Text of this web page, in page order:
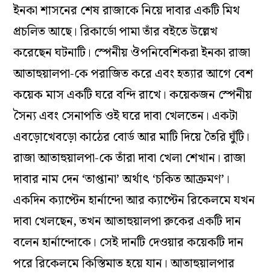
ইনকা শাসনের শেষ রাজাকে নিয়ে দাবার একটি মিথ
প্রচলিত আছে। রিকার্ডো পামা তাঁর বইতে উল্লেখ
করেছেন ঘটনাটি। স্পেনীয় ঔপনিবেশিকরা ইনকা রাজা
আতাহুয়ালপা-কে পরাজিত করে এবং হত্যার আগে বেশ
কয়েক মাস একটি ঘরে বন্দি রাখে। কয়েকজন স্পেনীয়
সৈন্য এবং সেনাপতি ওই ঘরে দাবা খেলতেন। একটা
এবড়োখেবড়ো কাঠের বোর্ড আর মাটি দিয়ে তৈরি ঘুঁটি।
রাজা আতাহুয়ালপা-কে তাঁরা দাবা খেলা শেখান। রাজা
দাবার নাম দেন ‘তাপ্তানা’ অর্থাৎ ‘চকিত আক্রমণ’।
একদিন ক্যাপ্টেন হার্নান্দো আর ক্যাপ্টেন রিকেলমে যখন
দাবা খেলছেন, তখন আতাহুয়ালপা রুকের একটি দান
বলেন হার্নান্দোকে। সেই দানটি দেওয়ার কয়েকটি দান
পরে রিকেলমে কিস্তিমাত হয়ে যান। আতাহুয়ালপার